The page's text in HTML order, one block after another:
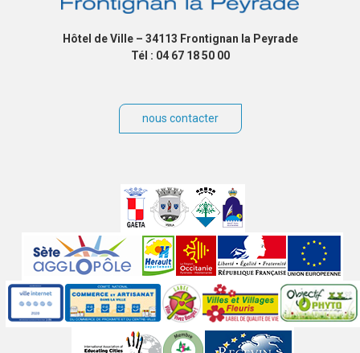
Hôtel de Ville – 34113 Frontignan la Peyrade
Tél : 04 67 18 50 00
nous contacter
partenaires
Labels